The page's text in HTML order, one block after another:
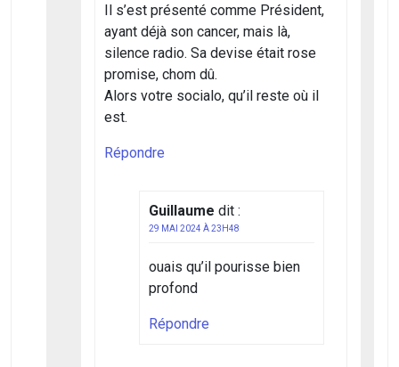
Il s’est présenté comme Président,
ayant déjà son cancer, mais là,
silence radio. Sa devise était rose
promise, chom dû.
Alors votre socialo, qu’il reste où il
est.
Répondre
Guillaume dit :
29 MAI 2024 À 23H48
ouais qu’il pourisse bien
profond
Répondre